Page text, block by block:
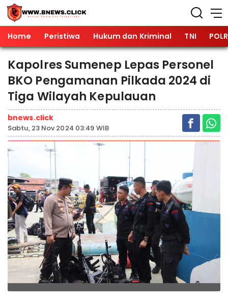
Home Peristiwa Hukum dan Kriminal TNI
Kapolres Sumenep Lepas Personel
BKO Pengamanan Pilkada 2024 di
Tiga Wilayah Kepulauan
bnews.click
Sabtu, 23 Nov 2024 03:49 WIB